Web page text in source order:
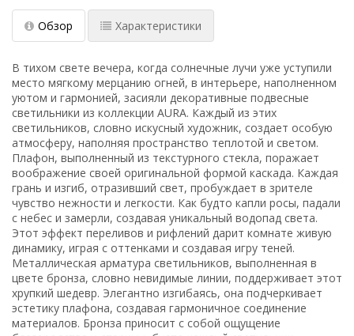
Обзор Характеристики
В тихом свете вечера, когда солнечные лучи уже уступили
место мягкому мерцанию огней, в интерьере, наполненном
уютом и гармонией, засияли декоративные подвесные
светильники из коллекции AURA. Каждый из этих
светильников, словно искусный художник, создает особую
атмосферу, наполняя пространство теплотой и светом.
Плафон, выполненный из текстурного стекла, поражает
воображение своей оригинальной формой каскада. Каждая
грань и изгиб, отразивший свет, пробуждает в зрителе
чувство нежности и легкости. Как будто капли росы, падали
с небес и замерли, создавая уникальный водопад света.
Этот эффект переливов и рифлений дарит комнате живую
динамику, играя с оттенками и создавая игру теней.
Металлическая арматура светильников, выполненная в
цвете бронза, словно невидимые линии, поддерживает этот
хрупкий шедевр. Элегантно изгибаясь, она подчеркивает
эстетику плафона, создавая гармоничное соединение
материалов. Бронза приносит с собой ощущение